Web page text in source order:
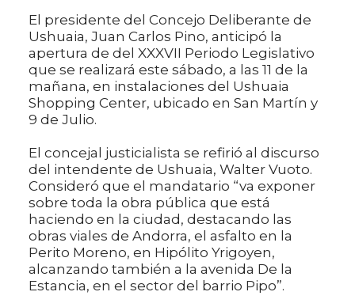
El presidente del Concejo Deliberante de
Ushuaia, Juan Carlos Pino, anticipó la
apertura de del XXXVII Periodo Legislativo
que se realizará este sábado, a las 11 de la
mañana, en instalaciones del Ushuaia
Shopping Center, ubicado en San Martín y
9 de Julio.
El concejal justicialista se refirió al discurso
del intendente de Ushuaia, Walter Vuoto.
Consideró que el mandatario “va exponer
sobre toda la obra pública que está
haciendo en la ciudad, destacando las
obras viales de Andorra, el asfalto en la
Perito Moreno, en Hipólito Yrigoyen,
alcanzando también a la avenida De la
Estancia, en el sector del barrio Pipo”.